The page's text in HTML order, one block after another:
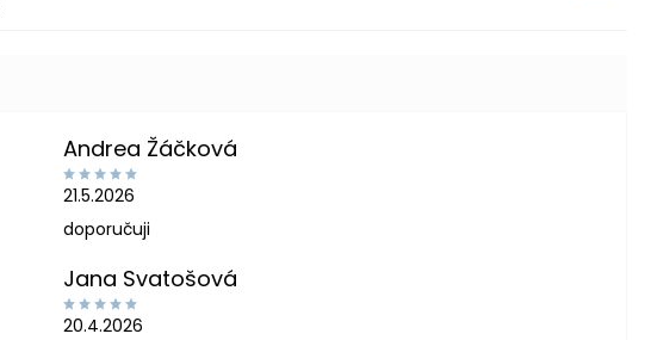
Andrea Žáčková
21.5.2026
doporučuji
Jana Svatošová
20.4.2026